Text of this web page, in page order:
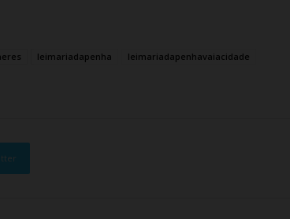
leimariadapenha leimariadapenhavaiacidade